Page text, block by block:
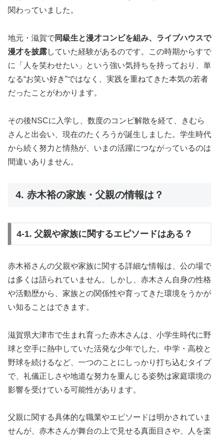
関わっていました。
地元・滋賀で同級生と漫才コンビを組み、ライブハウスで
漫才を披露していた経験があるのです。この時期からすで
に「人を笑わせたい」という強い気持ちを持っており、単
なる“お笑い好き”ではなく、実践を重ねてきた本気の若者
だったことがわかります。
その後NSCに入学し、数度のコンビ解散を経て、きむら
さんと出会い、現在のたくろうが誕生しました。学生時代
から続く努力と情熱が、いまの活躍につながっているのは
間違いありません。
4. 赤木裕の家族・父親の情報は？
4-1. 父親や家族に関するエピソードはある？
赤木裕さんの父親や家族に関する詳細な情報は、公の場で
は多くは語られていません。しかし、赤木さん自身の性格
や活動歴から、家族との関係性や育ってきた環境をうかが
い知ることはできます。
滋賀県大津市で生まれ育った赤木さんは、小学生時代に野
球と空手に熱中していた活発な少年でした。中学・高校と
野球を続けるなど、一つのことにしっかり打ち込むタイプ
で、礼儀正しさや地道な努力を重んじる姿勢は家庭環境の
影響を受けている可能性があります。
父親に関する具体的な職業やエピソードは明かされていま
せんが、赤木さんが舞台の上で見せる真面目さや、人を楽